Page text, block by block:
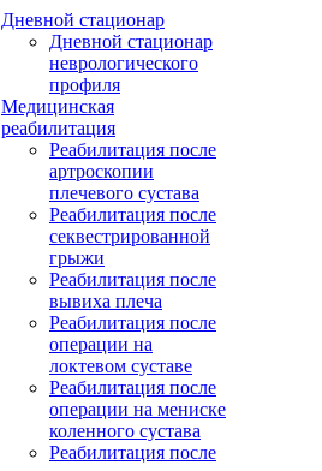
Дневной стационар
Дневной стационар
неврологического
профиля
Медицинская
реабилитация
Реабилитация после
артроскопии
плечевого сустава
Реабилитация после
секвестрированной
грыжи
Реабилитация после
вывиха плеча
Реабилитация после
операции на
локтевом суставе
Реабилитация после
операции на мениске
коленного сустава
Реабилитация после